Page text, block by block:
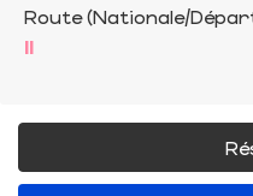
Route (Nationale/
II